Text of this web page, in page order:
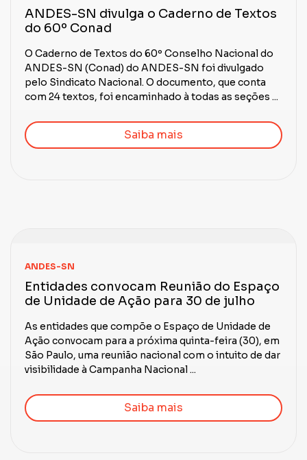
ANDES-SN divulga o Caderno de Textos
do 60º Conad
O Caderno de Textos do 60º Conselho Nacional do
ANDES-SN (Conad) do ANDES-SN foi divulgado
pelo Sindicato Nacional. O documento, que conta
com 24 textos, foi encaminhado à todas as seções ...
Saiba mais
ANDES-SN
Entidades convocam Reunião do Espaço
de Unidade de Ação para 30 de julho
As entidades que compõe o Espaço de Unidade de
Ação convocam para a próxima quinta-feira (30), em
São Paulo, uma reunião nacional com o intuito de dar
visibilidade à Campanha Nacional ...
Saiba mais